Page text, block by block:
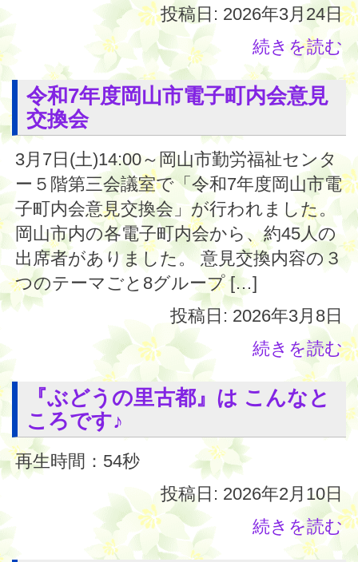
投稿日: 2026年3月24日
続きを読む
令和7年度岡山市電子町内会意見
交換会
3月7日(土)14:00～岡山市勤労福祉センタ
ー５階第三会議室で「令和7年度岡山市電
子町内会意見交換会」が行われました。
岡山市内の各電子町内会から、約45人の
出席者がありました。 意見交換内容の３
つのテーマごと8グループ […]
投稿日: 2026年3月8日
続きを読む
『ぶどうの里古都』は こんなと
ころです♪
再生時間：54秒
投稿日: 2026年2月10日
続きを読む